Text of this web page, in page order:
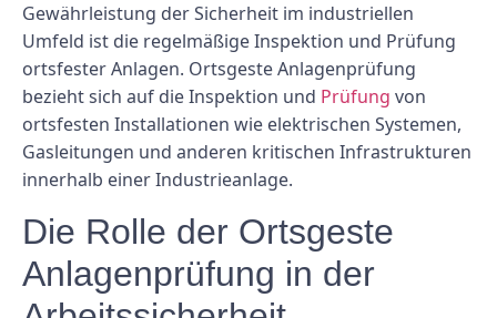
Gewährleistung der Sicherheit im industriellen
Umfeld ist die regelmäßige Inspektion und Prüfung
ortsfester Anlagen. Ortsgeste Anlagenprüfung
bezieht sich auf die Inspektion und Prüfung von
ortsfesten Installationen wie elektrischen Systemen,
Gasleitungen und anderen kritischen Infrastrukturen
innerhalb einer Industrieanlage.
Die Rolle der Ortsgeste
Anlagenprüfung in der